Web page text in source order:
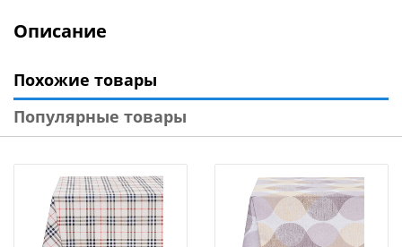
Описание
Похожие товары
Популярные товары